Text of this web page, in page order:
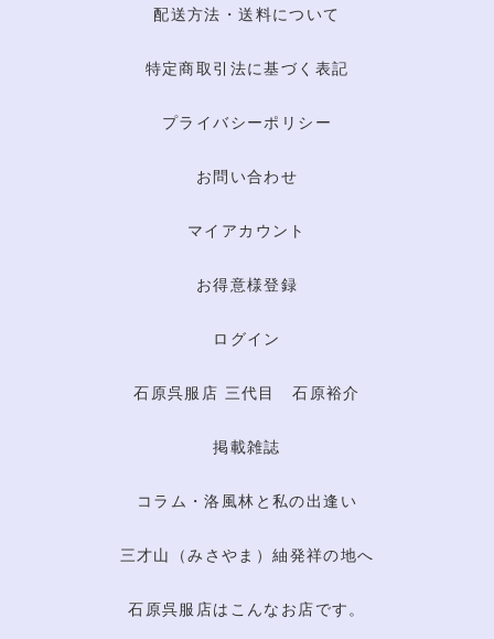
配送方法・送料について
特定商取引法に基づく表記
プライバシーポリシー
お問い合わせ
マイアカウント
お得意様登録
ログイン
石原呉服店 三代目 石原裕介
掲載雑誌
コラム・洛風林と私の出逢い
三才山（みさやま）紬発祥の地へ
石原呉服店はこんなお店です。